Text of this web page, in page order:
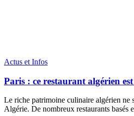
Actus et Infos
Paris : ce restaurant algérien
Le riche patrimoine culinaire algérien ne
Algérie. De nombreux restaurants basés